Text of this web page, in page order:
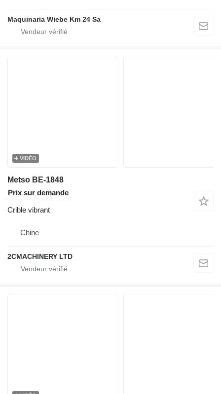
Maquinaria Wiebe Km 24 Sa
VIDÉO
Metso BE-1848
Prix sur demande
Crible vibrant
Chine
2CMACHINERY LTD